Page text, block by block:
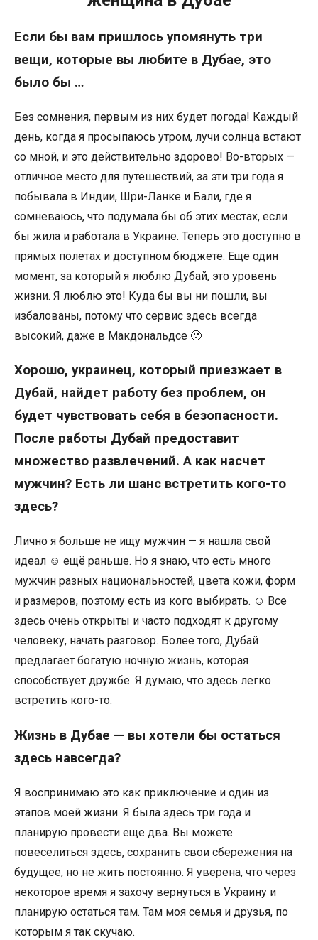
Если бы вам пришлось упомянуть три
вещи, которые вы любите в Дубае, это
было бы …
Без сомнения, первым из них будет погода! Каждый
день, когда я просыпаюсь утром, лучи солнца встают
со мной, и это действительно здорово! Во-вторых —
отличное место для путешествий, за эти три года я
побывала в Индии, Шри-Ланке и Бали, где я
сомневаюсь, что подумала бы об этих местах, если
бы жила и работала в Украине. Теперь это доступно в
прямых полетах и ​​доступном бюджете. Еще один
момент, за который я люблю Дубай, это уровень
жизни. Я люблю это! Куда бы вы ни пошли, вы
избалованы, потому что сервис здесь всегда
высокий, даже в Макдональдсе 🙂
Хорошо, украинец, который приезжает в
Дубай, найдет работу без проблем, он
будет чувствовать себя в безопасности.
После работы Дубай предоставит
множество развлечений. А как насчет
мужчин? Есть ли шанс встретить кого-то
здесь?
Лично я больше не ищу мужчин — я нашла свой
идеал ☺ ещё раньше. Но я знаю, что есть много
мужчин разных национальностей, цвета кожи, форм
и размеров, поэтому есть из кого выбирать. ☺ Все
здесь очень открыты и часто подходят к другому
человеку, начать разговор. Более того, Дубай
предлагает богатую ночную жизнь, которая
способствует дружбе. Я думаю, что здесь легко
встретить кого-то.
Жизнь в Дубае — вы хотели бы остаться
здесь навсегда?
Я воспринимаю это как приключение и один из
этапов моей жизни. Я была здесь три года и
планирую провести еще два. Вы можете
повеселиться здесь, сохранить свои сбережения на
будущее, но не жить постоянно. Я уверена, что через
некоторое время я захочу вернуться в Украину и
планирую остаться там. Там моя семья и друзья, по
которым я так скучаю.